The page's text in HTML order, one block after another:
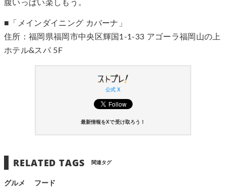
腹いっぱい楽しもう。
■「メインダイニング カバーナ」
住所：福岡県福岡市中央区輝国1-1-33 アゴーラ福岡山の上
ホテル&スパ 5F
公式 X
最新情報をXで受け取ろう！
RELATED TAGS 関連タグ
グルメ フード